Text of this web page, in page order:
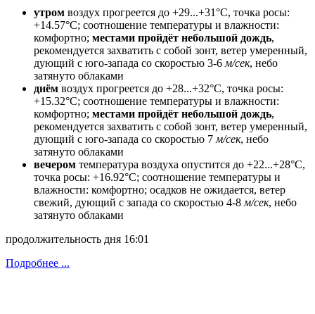
утром воздух прогреется до +29...+31°C, точка росы:
+14.57°C; соотношение температуры и влажности:
комфортно; местами пройдёт небольшой дождь,
рекомендуется захватить с собой зонт, ветeр умеренный,
дующий с юго-запада со скоростью 3-6 м/сек, небо
затянуто облаками
днём воздух прогреется до +28...+32°C, точка росы:
+15.32°C; соотношение температуры и влажности:
комфортно; местами пройдёт небольшой дождь,
рекомендуется захватить с собой зонт, ветeр умеренный,
дующий с юго-запада со скоростью 7 м/сек, небо
затянуто облаками
вечером температура воздуха опустится до +22...+28°C,
точка росы: +16.92°C; соотношение температуры и
влажности: комфортно; осадков не ожидается, ветeр
свежий, дующий с запада со скоростью 4-8 м/сек, небо
затянуто облаками
продолжительность дня 16:01
Подробнее ...